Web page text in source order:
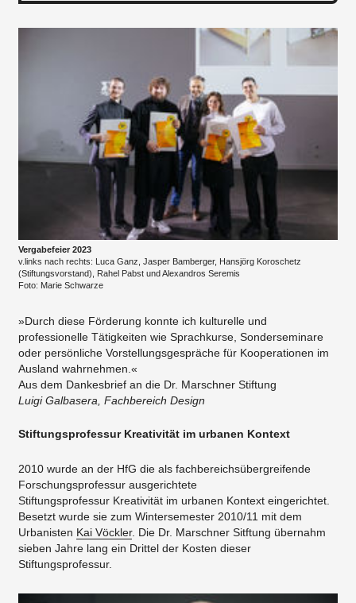
Vergabefeier 2023
v.links nach rechts: Luca Ganz, Jasper Bamberger, Hansjörg Koroschetz
(Stiftungsvorstand), Rahel Pabst und Alexandros Seremis
Foto: Marie Schwarze
»Durch diese Förderung konnte ich kulturelle und
professionelle Tätigkeiten wie Sprachkurse, Sonderseminare
oder persönliche Vorstellungsgespräche für Kooperationen im
Ausland wahrnehmen.«
Aus dem Dankesbrief an die Dr. Marschner Stiftung
Luigi Galbasera, Fachbereich Design
Stiftungsprofessur Kreativität im urbanen Kontext
2010 wurde an der HfG die als fachbereichsübergreifende
Forschungsprofessur ausgerichtete
Stiftungsprofessur Kreativität im urbanen Kontext eingerichtet.
Besetzt wurde sie zum Wintersemester 2010/11 mit dem
Urbanisten Kai Vöckler. Die Dr. Marschner Sitftung übernahm
sieben Jahre lang ein Drittel der Kosten dieser
Stiftungsprofessur.